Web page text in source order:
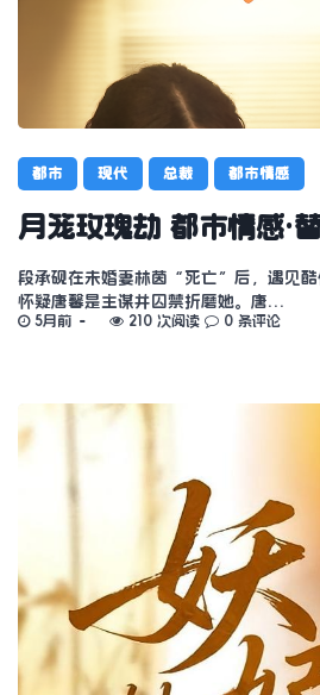
都市 现代 总裁 都市情感
月笼玫瑰劫 都市情感·
段承砚在未婚妻林茵“死亡”后，遇见酷
怀疑唐馨是主谋并囚禁折磨她。唐…
5月前 210 次阅读 0 条评论